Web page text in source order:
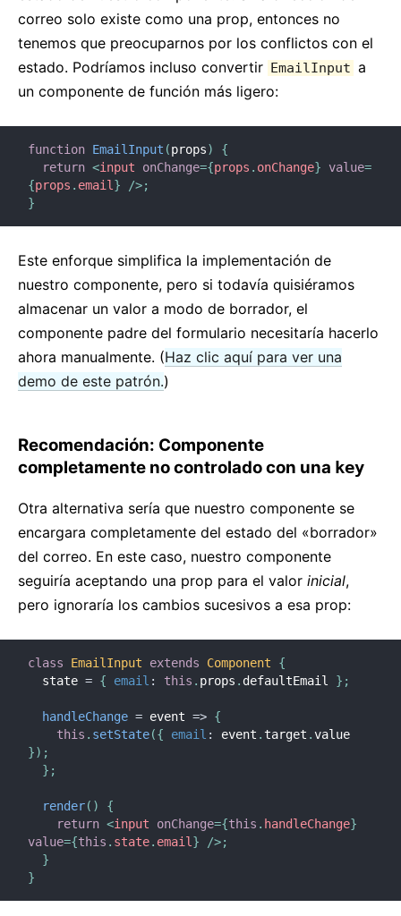
correo solo existe como una prop, entonces no
tenemos que preocuparnos por los conflictos con el
estado. Podríamos incluso convertir EmailInput a
un componente de función más ligero:
function EmailInput (props)
{
return <input onChange={props . onChange} value=
{props . email } />;
}
Este enforque simplifica la implementación de
nuestro componente, pero si todavía quisiéramos
almacenar un valor a modo de borrador, el
componente padre del formulario necesitaría hacerlo
ahora manualmente. (Haz clic aquí para ver una
demo de este patrón.)
Recomendación: Componente
completamente no controlado con una key
Otra alternativa sería que nuestro componente se
encargara completamente del estado del «borrador»
del correo. En este caso, nuestro componente
seguiría aceptando una prop para el valor inicial,
pero ignoraría los cambios sucesivos a esa prop:
class EmailInput extends Component
{
  state
= { email : this . props . defaultEmail } ;
handleChange = event => {
this . setState({ email : event . target .
}) ;
} ;
render( )
{
return <input onChange={this . handleChange}
value={this . state. email } />;
}
}